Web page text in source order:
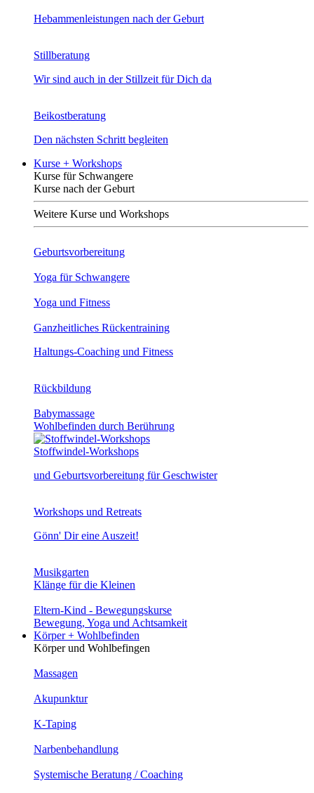
Hebammenleistungen nach der Geburt
Stillberatung
Wir sind auch in der Stillzeit für Dich da
Beikostberatung
Den nächsten Schritt begleiten
Kurse + Workshops
Kurse für Schwangere
Kurse nach der Geburt
Weitere Kurse und Workshops
Geburtsvorbereitung
Yoga für Schwangere
Yoga und Fitness
Ganzheitliches Rückentraining
Haltungs-Coaching und Fitness
Rückbildung
Babymassage
Wohlbefinden durch Berührung
Stoffwindel-Workshops
und Geburtsvorbereitung für Geschwister
Workshops und Retreats
Gönn' Dir eine Auszeit!
Musikgarten
Klänge für die Kleinen
Eltern-Kind - Bewegungskurse
Bewegung, Yoga und Achtsamkeit
Körper + Wohlbefinden
Körper und Wohlbefingen
Massagen
Akupunktur
K-Taping
Narbenbehandlung
Systemische Beratung / Coaching